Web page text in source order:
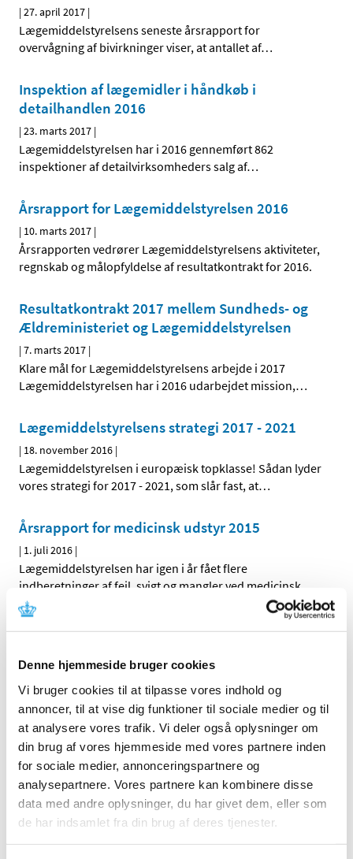
Denne hjemmeside bruger cookies
Vi bruger cookies til at tilpasse vores indhold og
annoncer, til at vise dig funktioner til sociale medier og til
at analysere vores trafik. Vi deler også oplysninger om
din brug af vores hjemmeside med vores partnere inden
for sociale medier, annonceringspartnere og
analysepartnere. Vores partnere kan kombinere disse
data med andre oplysninger, du har givet dem, eller som
de har indsamlet fra din brug af deres tjenester.
|27. april 2017 |
Lægemiddelstyrelsens seneste årsrapport for
overvågning af bivirkninger viser, at antallet af…
Inspektion af lægemidler i håndkøb i
detailhandlen 2016
|23. marts 2017 |
Lægemiddelstyrelsen har i 2016 gennemført 862
inspektioner af detailvirksomheders salg af…
Årsrapport for Lægemiddelstyrelsen 2016
| 10. marts 2017 |
Årsrapporten vedrører Lægemiddelstyrelsens aktiviteter,
regnskab og målopfyldelse af resultatkontrakt for 2016.
Resultatkontrakt 2017 mellem Sundheds- og
Ældreministeriet og Lægemiddelstyrelsen
|7. marts 2017 |
Klare mål for Lægemiddelstyrelsens arbejde i 2017
Lægemiddelstyrelsen har i 2016 udarbejdet mission,…
Lægemiddelstyrelsens strategi 2017 - 2021
| 18. november 2016 |
Lægemiddelstyrelsen i europæisk topklasse! Sådan lyder
vores strategi for 2017 - 2021, som slår fast, at…
Årsrapport for medicinsk udstyr 2015
| 1. juli 2016 |
Lægemiddelstyrelsen har igen i år fået flere
indberetninger af fejl, svigt og mangler ved medicinsk
Årsrapport fra Medicintilskudsnævnet 2015
Medicintilskudsnævnet rådgiver i ansøgninger om tilskud
til lægemidler samt i revurdering af lægemidlers…
Årsrapport om børnevaccinations­programmet
2015
|27. april 2016|
Lægemiddelstyrelsen, Sundhedsstyrelsen og Statens
Serum Institut har sammen udgivet en årsrapport for…
Årsrapport om børnevaccinations­programmet